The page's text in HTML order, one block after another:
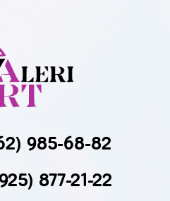
985-68-82
877-21-22